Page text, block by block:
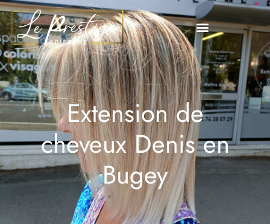
Extension de
cheveux Denis en
Bugey